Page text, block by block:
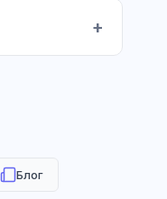
Блог